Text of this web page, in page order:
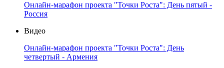
Онлайн-марафон проекта "Точки Роста": День пятый -
Россия
Видео
Онлайн-марафон проекта "Точки Роста": День
четвертый - Армения